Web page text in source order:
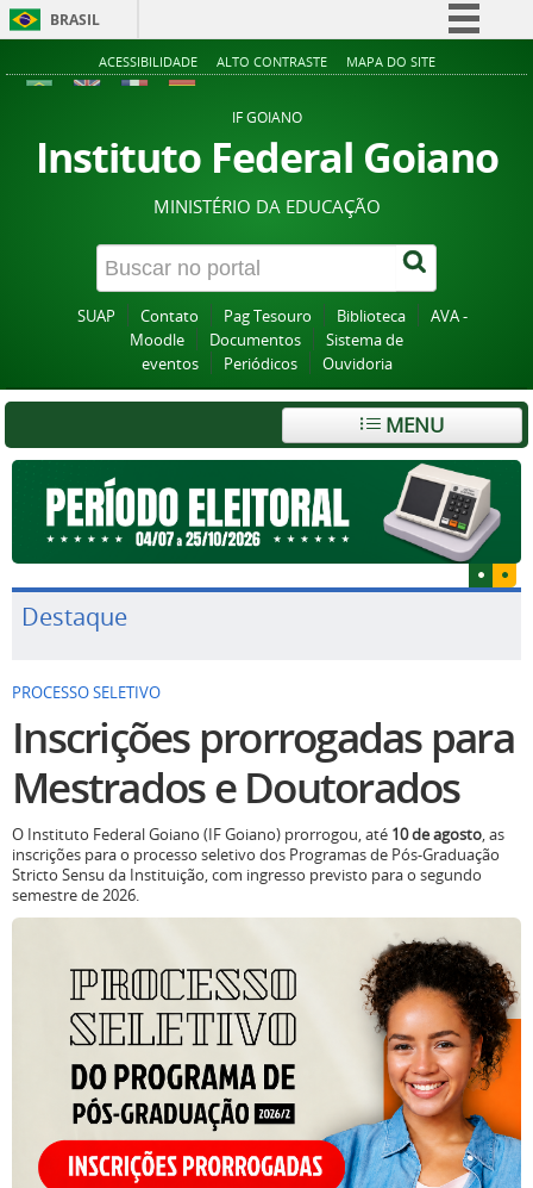
BRASIL
Simplifique!
Acesso à informação
Legislação
Canais
ACESSIBILIDADE ALTO CONTRASTE MAPA DO SITE
IF GOIANO
Instituto Federal Goiano
MINISTÉRIO DA EDUCAÇÃO
SUAP Contato Pag Tesouro Biblioteca
AVA -
Moodle
Documentos
Sistema de
eventos
Periódicos Ouvidoria
MENU
Destaque
PROCESSO SELETIVO
Inscrições prorrogadas para
Mestrados e Doutorados
O Instituto Federal Goiano (IF Goiano) prorrogou, até 10 de agosto, as
inscrições para o processo seletivo dos Programas de Pós-Graduação
Stricto Sensu da Instituição, com ingresso previsto para o segundo
semestre de 2026.